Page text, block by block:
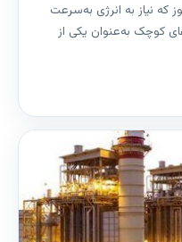
که نیاز به انرژی به‌سرعت
کوچک به‌عنوان یکی از